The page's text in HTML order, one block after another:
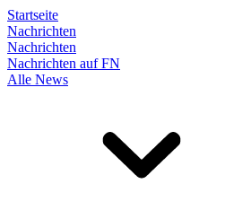
Startseite
Nachrichten
Nachrichten
Nachrichten auf FN
Alle News